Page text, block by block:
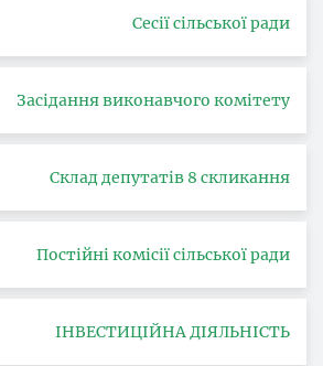
Сесії сільської ради
Засідання виконавчого комітету
Склад депутатів 8 скликання
Постійні комісії сільської ради
ІНВЕСТИЦІЙНА ДІЯЛЬНІСТЬ